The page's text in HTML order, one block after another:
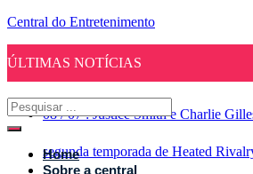
Central do Entretenimento
ÚLTIMAS NOTÍCIAS
08 / 07 : Justice Smith e Charlie
segunda temporada de Heated
Home
Sobre a central